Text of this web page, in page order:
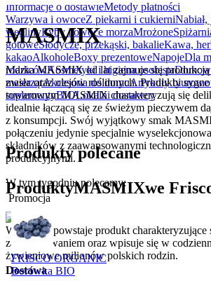
Informacje o dostawieMetody płatności
Warzywa i owoceZ piekarni i cukierniNabiał,
wędlinyRyby i owoce morzaMrożone
gotoweSłodycze, przekąski, bakalieKawa,
kakaoAlkoholeBoxy prezentoweNapojeDla
rodzicówKosmetyki i higiena osobista
zwierzątAkcesoria do domuArtykuły
suplementyBIOLokalni dostawcy
Produkty polecane
W tym tygodniu polecamy:
Promocja
FRISCO ORGANIC
Borówka BIO
MASMIX
Marka MASMIX od lat zajmuje się
masła oraz olejów roślinnych. Produkty
towarowym MASMIX charakteryzują się
idealnie łączącą się ze świeżym pieczywem
z konsumpcji. Swój wyjątkowy smak
połączeniu jedynie specjalnie
składników z zaawansowanymi
produkcyjnymi.
ProduktyMASMIXwe
W efekcie powstaje produkt charakteryzujące
zainteresowaniem oraz wpisuje się w
żywieniowe milionów polskich rodzin.
Dostawa